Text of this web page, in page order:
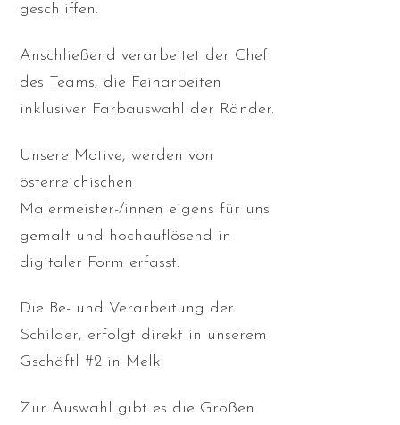
geschliffen.
Anschließend verarbeitet der Chef
des Teams, die Feinarbeiten
inklusiver Farbauswahl der Ränder.
Unsere Motive, werden von
österreichischen
Malermeister-/innen eigens für uns
gemalt und hochauflösend in
digitaler Form erfasst.
Die Be- und Verarbeitung der
Schilder, erfolgt direkt in unserem
Gschäftl #2 in Melk.
Zur Auswahl gibt es die Größen